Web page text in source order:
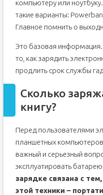
компьютеру или
такие варианты:
Главное помнить о
Это базовая информация.
то, как зарядить
продлить срок службы
Сколько
книгу?
Перед пользователями
планшетных
важный и серьезный
эксплуатировать
зарядке связана с
этой техники –